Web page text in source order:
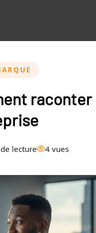
raconter
lecture 4 vues